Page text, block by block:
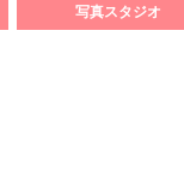
写真スタジオ